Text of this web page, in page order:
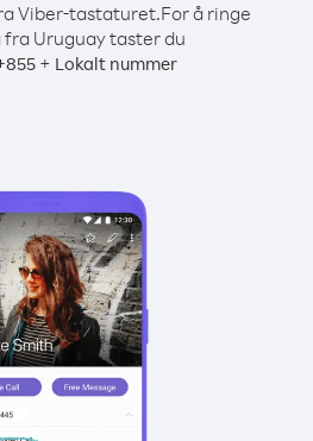
Viber-tastaturet.For å ringe
fra Uruguay taster du
855 + Lokalt nummer